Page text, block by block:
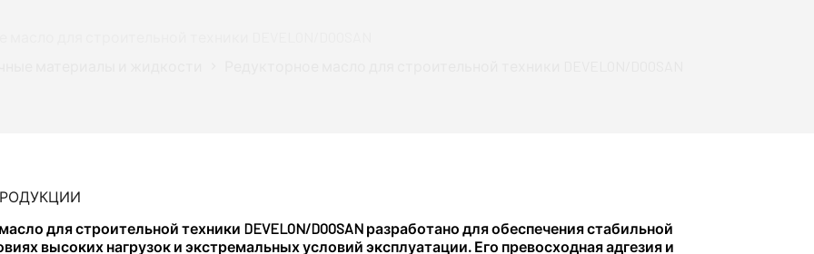
для строительной техники DEVELON/DOOSAN разработано для обеспечения стабильной
высоких нагрузок и экстремальных условий эксплуатации. Его превосходная адгезия и